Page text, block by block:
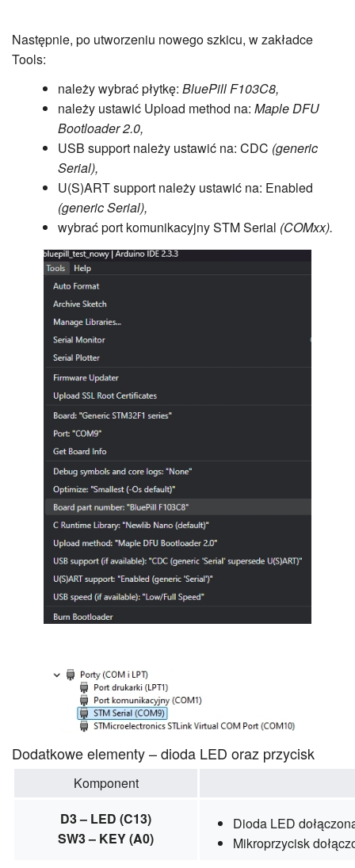
Następnie, po utworzeniu nowego szkicu, w zakładce
Tools:
należy wybrać płytkę: BluePill F103C8,
należy ustawić Upload method na: Maple DFU
Bootloader 2.0,
USB support należy ustawić na: CDC (generic
Serial),
U(S)ART support należy ustawić na: Enabled
(generic Serial),
wybrać port komunikacyjny STM Serial (COMxx).
Dodatkowe elementy – dioda LED oraz przycisk
Komponent
D3 – LED (C13)
SW3 – KEY (A0)
Dioda LED
Mikroprzycisk